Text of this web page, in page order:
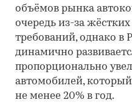
объёмов рынка
очередь из-за
требований, однако в
динамично
пропорционально
автомобилей,
не менее 20% в год.